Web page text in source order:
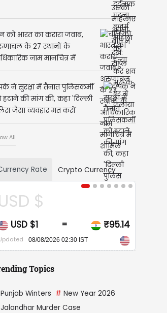
को भारत का करारा जवाब,
के 27 स्थानों के
नाम मानचित्र में
ने सुरक्षा में तैनात पुलिसकर्मी
हटाने की मांग की, कहा 'दिल्ली
जैसा व्यवहार मत करो'
All
Rate Crypto Currency
= ₹95.14
02:30 IST
CAD $1
Updated 08/08/2026 02:30
Topics
Punjab Winters # New Year 2026
Jalandhar Murder Case